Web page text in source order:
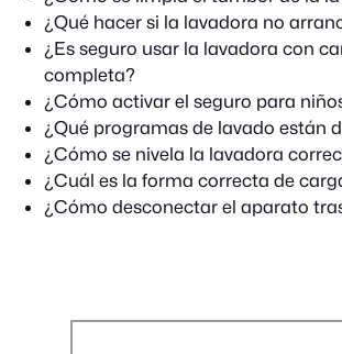
¿Qué hacer si la lavadora no
¿Es seguro usar la lavadora con
completa?
¿Cómo activar el seguro para
¿Qué programas de lavado están
¿Cómo se nivela la lavadora
¿Cuál es la forma correcta de
¿Cómo desconectar el aparato